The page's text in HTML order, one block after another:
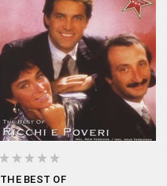
THE BEST OF